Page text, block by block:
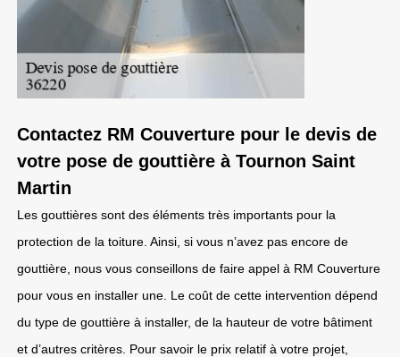
Contactez RM Couverture pour le devis de
votre pose de gouttière à Tournon Saint
Martin
Les gouttières sont des éléments très importants pour la
protection de la toiture. Ainsi, si vous n’avez pas encore de
gouttière, nous vous conseillons de faire appel à RM Couverture
pour vous en installer une. Le coût de cette intervention dépend
du type de gouttière à installer, de la hauteur de votre bâtiment
et d’autres critères. Pour savoir le prix relatif à votre projet,